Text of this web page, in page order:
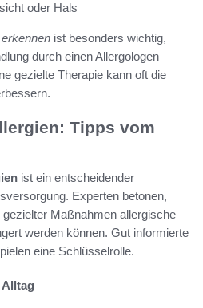
oder Hals
ist besonders wichtig,
durch einen Allergologen
gezielte Therapie kann oft die
Tipps vom
ist ein entscheidender
Experten betonen,
Maßnahmen allergische
werden können. Gut informierte
eine Schlüsselrolle.
Alltag